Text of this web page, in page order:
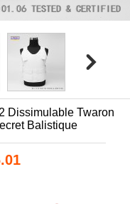
Dissimulable Twaron
Balistique